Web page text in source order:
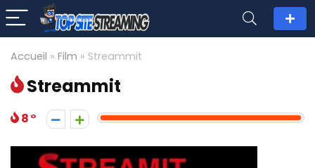
Accueil » Film » Streammit
Streammit
8